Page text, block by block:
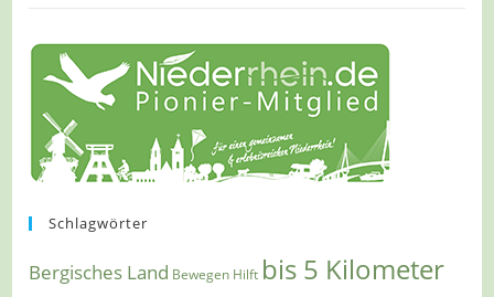
Schlagwörter
Bergisches Land Bewegen Hilft bis 5 Kilometer